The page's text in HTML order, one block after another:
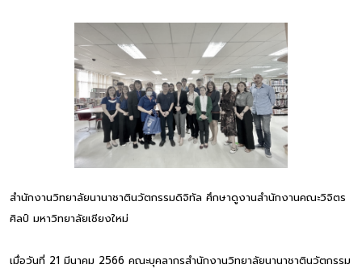
สำนักงานวิทยาลัยนานาชาตินวัตกรรมดิจิทัล ศึกษาดูงานสำนักงานคณะวิจิตร
ศิลป์ มหาวิทยาลัยเชียงใหม่
เมื่อวันที่ 21 มีนาคม 2566 คณะบุคลากรสำนักงานวิทยาลัยนานาชาตินวัตกรรม